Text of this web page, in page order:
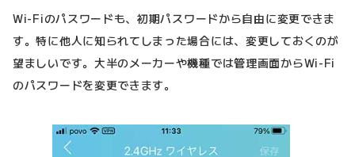
Wi-Fiのパスワードも、初期パスワードから自由に変更できま
す。特に他人に知られてしまった場合には、変更しておくのが
望ましいです。大半のメーカーや機種では管理画面からWi-Fi
のパスワードを変更できます。